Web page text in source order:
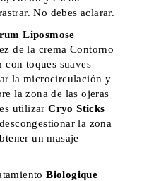
No debes aclarar.
Liposmose
de la crema Contorno
con toques suaves
la microcirculación y
la zona de las ojeras
utilizarCryo Sticks
la zona
un masaje
Biologique